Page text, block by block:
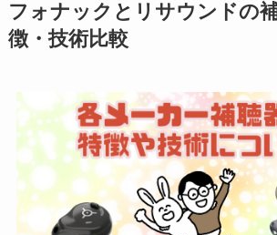
フォナックとリサウンドの
徴・技術比較